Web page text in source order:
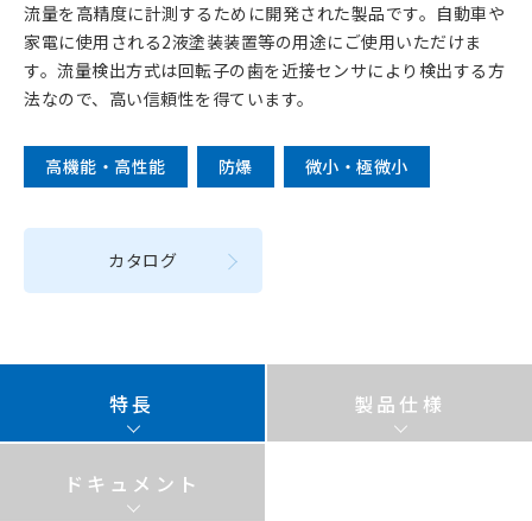
流量を高精度に計測するために開発された製品です。自動車や
家電に使用される2液塗装装置等の用途にご使用いただけま
す。流量検出方式は回転子の歯を近接センサにより検出する方
法なので、高い信頼性を得ています。
高機能・高性能 防爆 微小・極微小
カタログ
特長 製品仕様
ドキュメント